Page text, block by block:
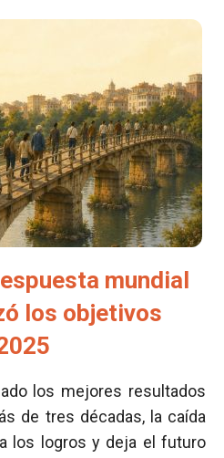
mundial
los objetivos
los mejores resultados
de tres décadas, la caída
los logros y deja el futuro